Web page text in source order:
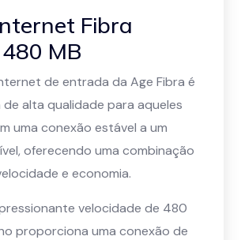
Fibra
MB
de entrada da Age Fibra é
de alta qualidade para aqueles
uma conexão estável a um
oferecendo uma combinação
e economia.
velocidade de 480
proporciona uma conexão de